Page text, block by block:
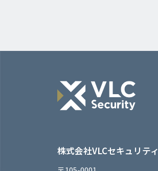
株式会社VLCセキュリティ